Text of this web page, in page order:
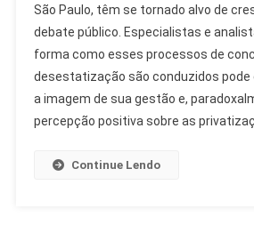
Críticas
Respingam
Em
Imagem
No
São Paulo, têm se tornado alvo de
debate público. Especialistas e
forma como esses processos de
desestatização são conduzidos pode
a imagem de sua gestão e,
percepção positiva sobre as
Continue Lendo